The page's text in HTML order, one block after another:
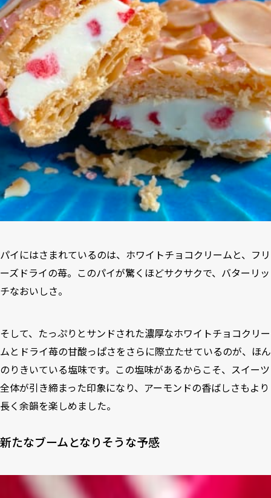
パイにはさまれているのは、ホワイトチョコクリームと、フリ
ーズドライの苺。このパイが驚くほどサクサクで、バターリッ
チなおいしさ。
そして、たっぷりとサンドされた濃厚なホワイトチョコクリー
ムとドライ苺の甘酸っぱさをさらに際立たせているのが、ほん
のりきいている塩味です。この塩味があるからこそ、スイーツ
全体が引き締まった印象になり、アーモンドの香ばしさもより
長く余韻を楽しめました。
新たなブームとなりそうな予感